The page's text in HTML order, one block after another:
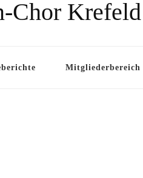
Chor Krefeld
Mitgliederbereich